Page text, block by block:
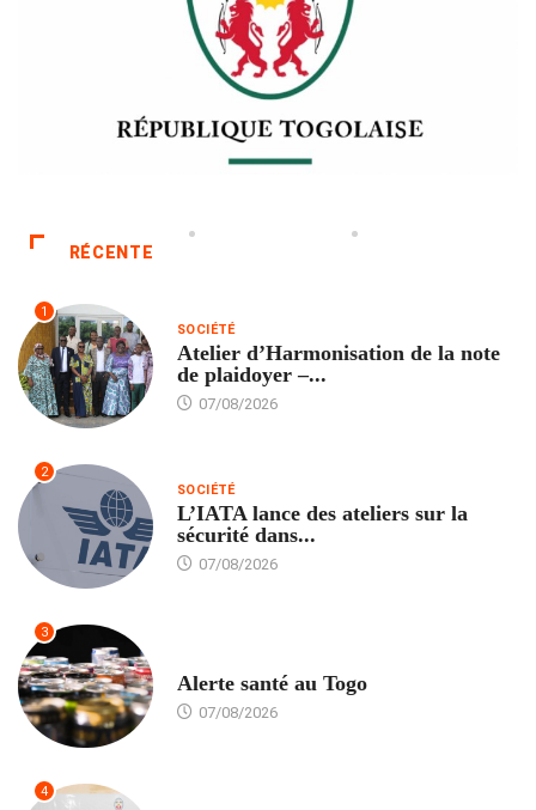
RÉCENTE
1
SOCIÉTÉ
Atelier d’Harmonisation de la note
de plaidoyer –...
07/08/2026
2
SOCIÉTÉ
L’IATA lance des ateliers sur la
sécurité dans...
07/08/2026
3
Alerte santé au Togo
07/08/2026
4